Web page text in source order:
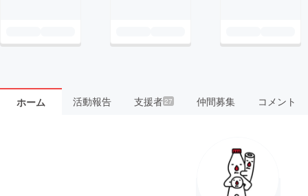
ホーム 活動報告 支援者27 仲間募集 コメント